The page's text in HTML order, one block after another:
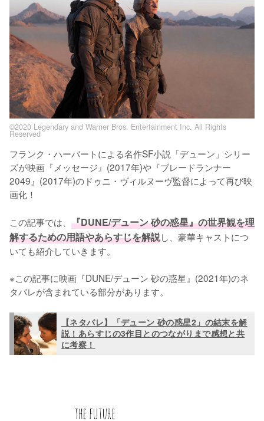
©2020 Legendary and Warner Bros. Entertainment Inc. All Rights
Reserved
フランク・ハーバートによる名作SF小説「デューン」シリー
ズが映画『メッセージ』(2017年)や『ブレードランナー
2049』(2017年)のドゥニ・ヴィルヌーヴ監督によって再び映
画化！
この記事では、 『DUNE/デューン 砂の惑星』の世界観を理
解するための用語やあらすじを解説し、豪華キャストにつ
いても紹介していきます。
※この記事に映画『DUNE/デューン 砂の惑星』(2021年)のネ
タバレが含まれている部分があります。
【ネタバレ】「デューン 砂の惑星2」の結末を解
説！あらすじの3作目とのつながりまで感想と共
に考察！